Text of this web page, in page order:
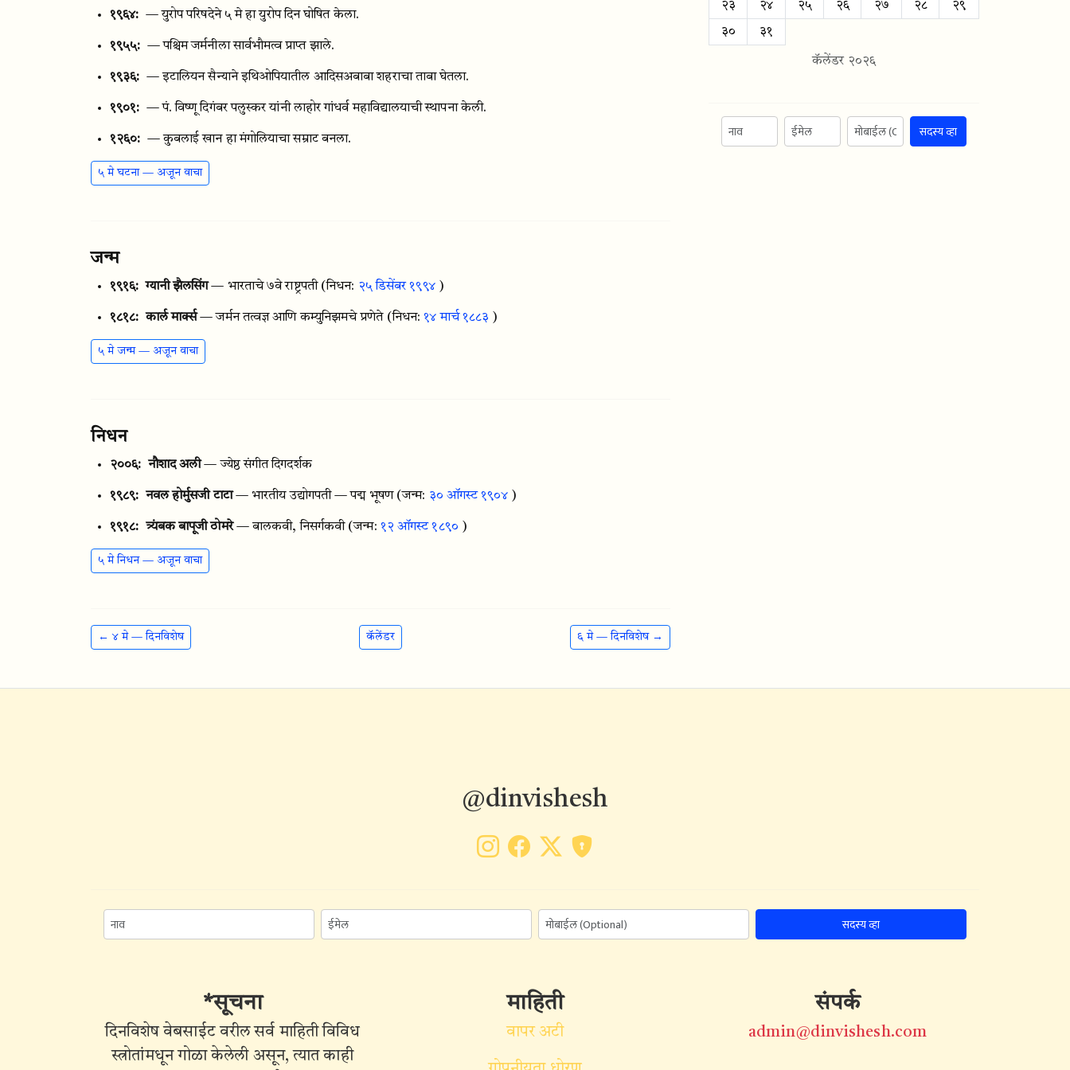
१९६४: — युरोप परिषदेने ५ मे हा युरोप दिन घोषित केला.
१९५५: — पश्चिम जर्मनीला सार्वभौमत्व प्राप्त झाले.
१९३६: — इटालियन सैन्याने इथिओपियातील आदिसअबाबा शहराचा ताबा घेतला.
१९०१: — पं. विष्णू दिगंबर पलुस्कर यांनी लाहोर गांधर्व महाविद्यालयाची स्थापना केली.
१२६०: — कुबलाई खान हा मंगोलियाचा सम्राट बनला.
५ मे घटना — अजून वाचा
जन्म
१९१६: ग्यानी झैलसिंग — भारताचे ७वे राष्ट्रपती (निधन: २५ डिसेंबर १९९४)
१८१८: कार्ल मार्क्स — जर्मन तत्वज्ञ आणि कम्युनिझमचे प्रणेते (निधन:१४ मार्च १८८३ )
५ मे जन्म — अजून वाचा
निधन
२००६: नौशाद अली — ज्येष्ठ संगीत दिगदर्शक
१९८९: नवल होर्मुसजी टाटा — भारतीय उद्योगपती — पद्म भूषण (जन्म: ३० ऑगस्ट १९०४)
१९१८: त्र्यंबक बापूजी ठोमरे — बालकवी, निसर्गकवी (जन्म: १२ ऑगस्ट १८९० )
५ मे निधन — अजून वाचा
← ४ मे — दिनविशेष कॅलेंडर ६ मे — दिनविशेष →
२३ २४ २५ २६ २७ २८ २९
३० ३१
कॅलेंडर २०२६
सदस्य व्हा
@dinvishesh
सदस्य व्हा
*सूचना
दिनविशेष वेबसाईट वरील सर्व माहिती विविध
स्त्रोतांमधून गोळा केलेली असून, त्यात काही
माहिती
वापर अटी
संपर्क
admin@dinvishesh.com